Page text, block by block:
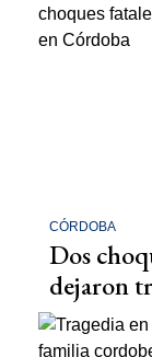
CÓRDOBA
Dos
dejaron